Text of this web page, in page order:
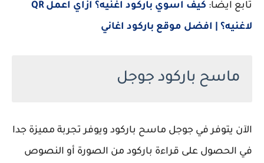
تابع ايضا:
كيف اسوي باركود اغنيه؟ ازاي اعمل QR
لاغنيه؟ | افضل موقع باركود اغاني
ماسح باركود جوجل
الآن يتوفر في جوجل ماسح باركود ويوفر تجربة مميزة جدا
في الحصول على قراءة باركود من الصورة أو النصوص